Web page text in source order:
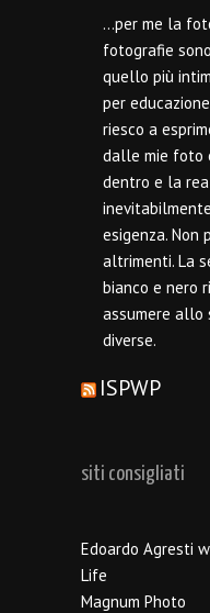
…per me la
fotografie
quello più
per
riesco a
dalle mie foto
dentro e la
esigenza. Non
altrimenti. La
bianco e nero
assumere
diverse.
ISPWP
siti consigliati
Edoardo Agresti
Life
Magnum Photo